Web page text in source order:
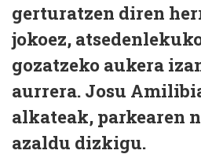
gerturatzen diren
jokoez,
gozatzeko aukera
aurrera. Josu
alkateak, parkearen
azaldu dizkigu.